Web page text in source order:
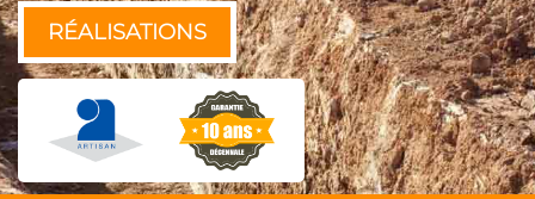
RÉALISATIONS